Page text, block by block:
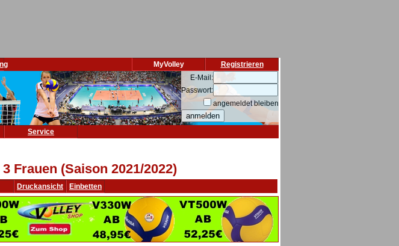
Registrieren
MyVolley
E-Mail:
Passwort:
angemeldet bleiben
Service
Frauen (Saison 2021/2022)
Druckansicht Einbetten